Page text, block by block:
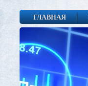
ГЛАВНАЯ